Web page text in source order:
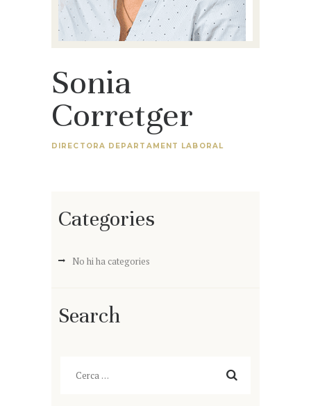
Sonia
Corretger
DIRECTORA DEPARTAMENT LABORAL
Categories
No hi ha categories
Search